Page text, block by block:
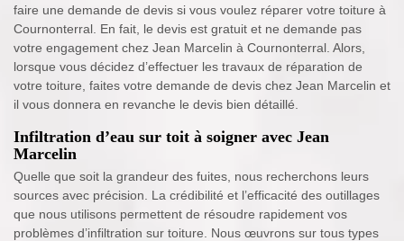
faire une demande de devis si vous voulez réparer votre toiture à
Cournonterral. En fait, le devis est gratuit et ne demande pas
votre engagement chez Jean Marcelin à Cournonterral. Alors,
lorsque vous décidez d’effectuer les travaux de réparation de
votre toiture, faites votre demande de devis chez Jean Marcelin et
il vous donnera en revanche le devis bien détaillé.
Infiltration d’eau sur toit à soigner avec Jean
Marcelin
Quelle que soit la grandeur des fuites, nous recherchons leurs
sources avec précision. La crédibilité et l’efficacité des outillages
que nous utilisons permettent de résoudre rapidement vos
problèmes d’infiltration sur toiture. Nous œuvrons sur tous types